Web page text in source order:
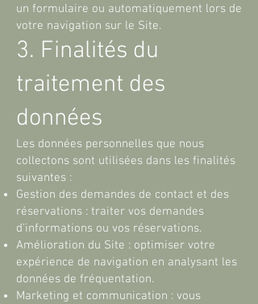
un formulaire ou automatiquement lors de
votre navigation sur le Site.
3. Finalités du
traitement des
données
Les données personnelles que nous
collectons sont utilisées dans les finalités
suivantes :
Gestion des demandes de contact et des
réservations : traiter vos demandes
d’informations ou vos réservations.
Amélioration du Site : optimiser votre
expérience de navigation en analysant les
données de fréquentation.
Marketing et communication : vous